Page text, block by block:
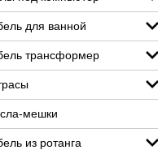
для ванной
трансформер
мешки
из ротанга